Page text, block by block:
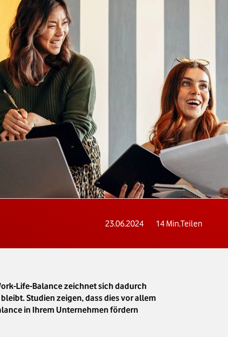
23.06.2024 14Min.Teilen
Life-Balance zeichnet sich dadurch
Studien zeigen, dass dies vor allem
in Ihrem Unternehmen fördern